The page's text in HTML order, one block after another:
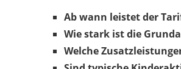
Ab wann leistet der
Wie stark ist die
Welche